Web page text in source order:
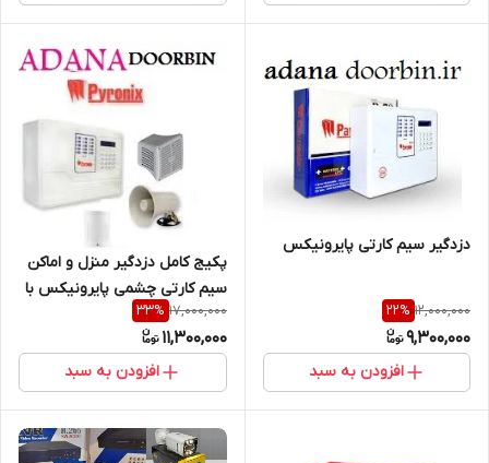
دزدگیر سیم کارتی پایرونیکس
12,000,000
22%
9,300,000
افزودن به سبد
پکیج کامل دزدگیر منزل و اماکن
سیم کارتی چشمی پایرونیکس با
یک چشمی
17,000,000
33%
11,300,000
افزودن به سبد